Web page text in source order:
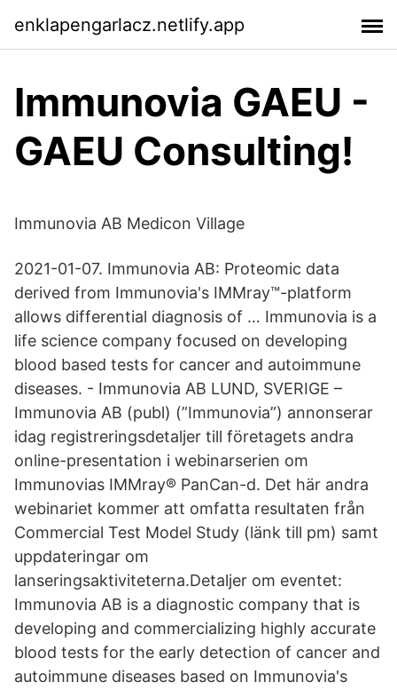
enklapengarlacz.netlify.app
Immunovia GAEU -
GAEU Consulting!
Immunovia AB Medicon Village
2021-01-07. Immunovia AB: Proteomic data
derived from Immunovia's IMMray™-platform
allows differential diagnosis of … Immunovia is a
life science company focused on developing
blood based tests for cancer and autoimmune
diseases. - Immunovia AB LUND, SVERIGE –
Immunovia AB (publ) (”Immunovia”) annonserar
idag registreringsdetaljer till företagets andra
online-presentation i webinarserien om
Immunovias IMMray® PanCan-d. Det här andra
webinariet kommer att omfatta resultaten från
Commercial Test Model Study (länk till pm) samt
uppdateringar om
lanseringsaktiviteterna.Detaljer om eventet:
Immunovia AB is a diagnostic company that is
developing and commercializing highly accurate
blood tests for the early detection of cancer and
autoimmune diseases based on Immunovia's